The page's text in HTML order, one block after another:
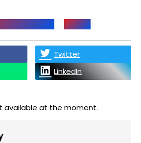
PALUTA
Twitter
LinkedIn
available at the moment.